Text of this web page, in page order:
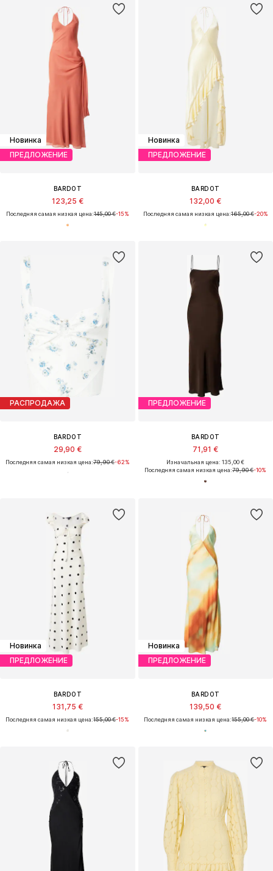
Новинка
ПРЕДЛОЖЕНИЕ
BARDOT
123,25 €
Последняя самая низкая цена:145,00 €-15%
Новинка
ПРЕДЛОЖЕНИЕ
BARDOT
132,00 €
Последняя самая низкая цена:165,00 €-20%
РАСПРОДАЖА
BARDOT
29,90 €
Последняя самая низкая цена:79,90 €-62%
ПРЕДЛОЖЕНИЕ
BARDOT
71,91 €
Изначальная цена: 135,00 €
Последняя самая низкая цена:79,90 €-10%
Новинка
ПРЕДЛОЖЕНИЕ
BARDOT
131,75 €
Последняя самая низкая цена:155,00 €-15%
Новинка
ПРЕДЛОЖЕНИЕ
BARDOT
139,50 €
Последняя самая низкая цена:155,00 €-10%